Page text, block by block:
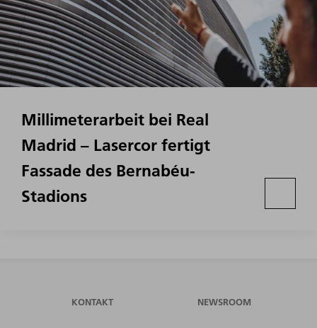
Millimeterarbeit bei Real
Madrid – Lasercor fertigt
Fassade des Bernabéu-
Stadions
KONTAKT NEWSROOM